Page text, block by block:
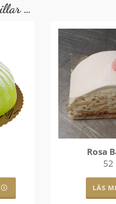
…
Den
produkten
Rosa
52
LÄS